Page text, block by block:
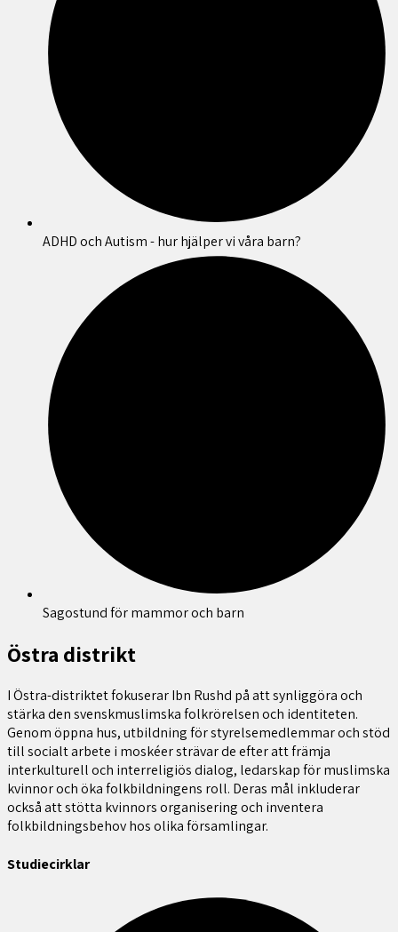
ADHD och Autism - hur hjälper vi våra barn?
Sagostund för mammor och barn
Östra distrikt
I Östra-distriktet fokuserarIbn Rushd på att synliggöra och
stärka den svenskmuslimska folkrörelsen och identiteten.
Genom öppna hus, utbildning för styrelsemedlemmar och stöd
till socialt arbete i moskéer strävar de efter att främja
interkulturell och interreligiös dialog, ledarskap för muslimska
kvinnor och öka folkbildningens roll. Deras mål inkluderar
också att stötta kvinnors organisering och inventera
folkbildningsbehov hos olika församlingar.
Studiecirklar